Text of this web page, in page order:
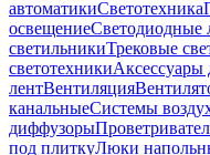
автоматикиСветотехника
освещениеСветодиодные
светильникиТрековые
светотехникиАксессуары
лентВентиляция
канальныеСистемы
диффузоры
под плиткуЛюки